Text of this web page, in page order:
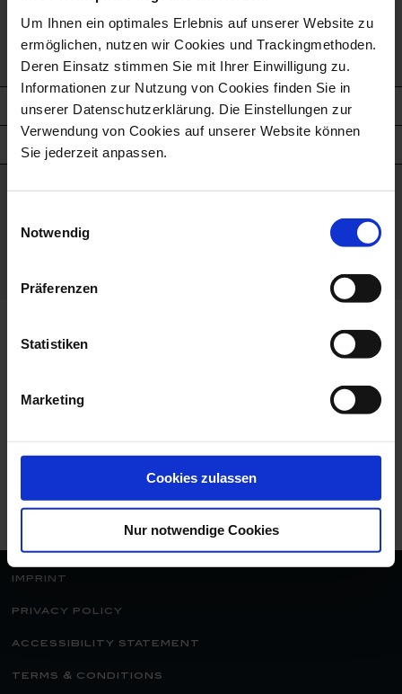
Um Ihnen ein optimales Erlebnis auf unserer Website zu
ermöglichen, nutzen wir Cookies und Trackingmethoden.
Deren Einsatz stimmen Sie mit Ihrer Einwilligung zu.
Informationen zur Nutzung von Cookies finden Sie in
unserer Datenschutzerklärung. Die Einstellungen zur
Verwendung von Cookies auf unserer Website können
Sie jederzeit anpassen.
Notwendig
Präferenzen
Statistiken
Marketing
Cookies zulassen
Nur notwendige Cookies
description
product details
packed securely
free
imprint
privacy policy
accessibility statement
terms & conditions